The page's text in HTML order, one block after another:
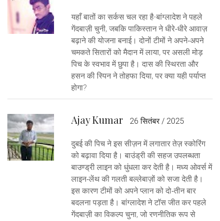
यहाँ बातों का सर्कस चल रहा है-बांग्लादेश ने पहले
गेंदबाज़ी चुनी, जबकि पाकिस्तान ने धीरे‑धीरे आवाज़
बढ़ाने की योजना बनाई। दोनों टीमों ने अपने‑अपने
चमकते सितारों को मैदान में लाया, पर असली मोड़
पिच के स्वभाव में छुपा है। दास की स्थिरता और
हसन की स्पिन ने तोहफा दिया, पर क्या यही पर्याप्त
होगा?
Ajay Kumar 26 सितंबर / 2025
दुबई की पिच ने इस सीज़न में लगातार तेज़ स्कोरिंग
को बढ़ावा दिया है। बाउंड्री की सहज उपलब्धता
बाउण्ड्री लाइन को धुंधला कर देती है। मध्य ओवर्स में
लाइन‑लेंथ की गलती बल्लेबाज़ों को सजा देती है।
इस कारण टीमों को अपने प्लान को दो‑तीन बार
बदलना पड़ता है। बांग्लादेश ने टॉस जीत कर पहले
गेंदबाज़ी का विकल्प चुना, जो रणनीतिक रूप से